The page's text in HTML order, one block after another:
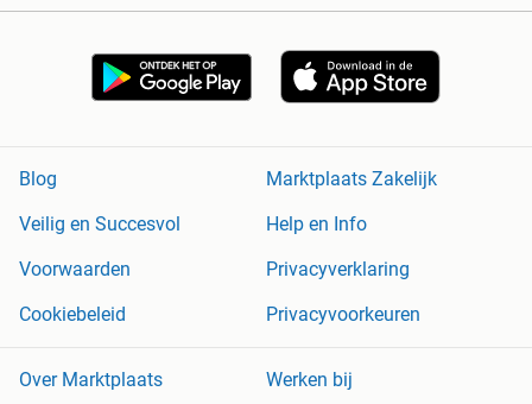
Blog
Marktplaats Zakelijk
Veilig en Succesvol
Help en Info
Voorwaarden
Privacyverklaring
Cookiebeleid
Privacyvoorkeuren
Over Marktplaats Werken bij